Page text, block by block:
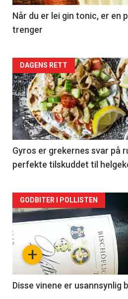
Når du er lei gin tonic, er en
trenger
Forsiden
akkurat
nå
-
2
DAGENS RETT
Gyros er grekernes svar på
perfekte tilskuddet til
Forsiden
akkurat
nå
3
+
GODBITER I POLLISTEN
Disse vinene er usannsynlig